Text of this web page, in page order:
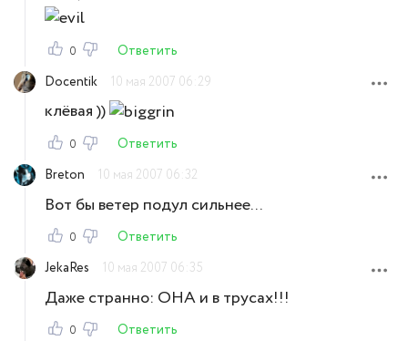
0
Ответить
Docentik
10 мая 2007 06:29
клёвая ))
0
Ответить
Breton
10 мая 2007 06:32
Вот бы ветер подул сильнее...
0
Ответить
JekaRes
10 мая 2007 06:35
Даже странно: ОНА и в трусах!!!
0
Ответить